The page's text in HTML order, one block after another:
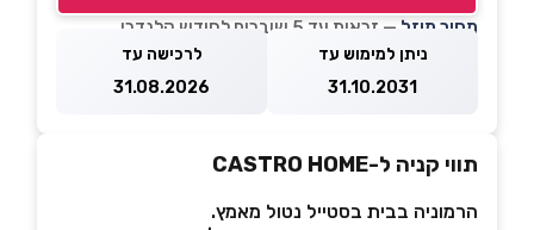
מחיר מוזל — זכאות עד 5 שוברים לחודש קלנדרי
ניתן למימוש עד
31.10.2031
לרכישה עד
31.08.2026
תווי קניה ל-CASTRO HOME
הרמוניה בבית בסטייל נטול מאמץ.